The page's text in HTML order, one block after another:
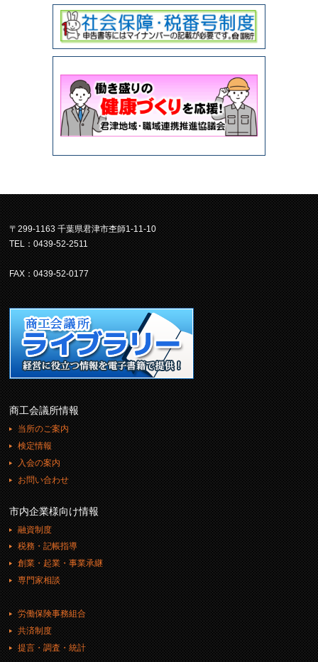
〒299-1163 千葉県君津市杢師1-11-10
TEL：0439-52-2511
FAX：0439-52-0177
商工会議所情報
当所のご案内
検定情報
入会の案内
お問い合わせ
市内企業様向け情報
融資制度
税務・記帳指導
創業・起業・事業承継
専門家相談
労働保険事務組合
共済制度
提言・調査・統計